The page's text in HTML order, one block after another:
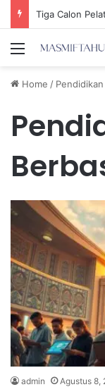
Menu
Home /
admin Agustus 8,